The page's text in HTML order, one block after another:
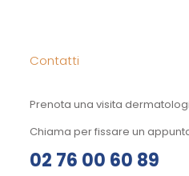
Contatti
Prenota una visita
Chiama per fissare un
02 76 00 60 89